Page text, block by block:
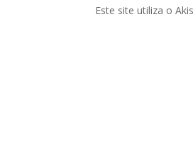
Este site utiliza o